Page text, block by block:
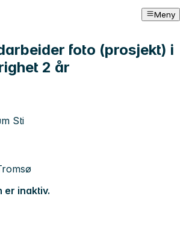
Meny
foto (prosjekt) i
2 år
Sti
er inaktiv.